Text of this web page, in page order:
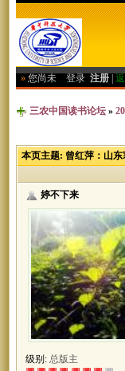
» 您尚未 登录 注册
三农中国读书论坛 »
本页主题: 曾红萍：山
婷不下来
级别: 总版主